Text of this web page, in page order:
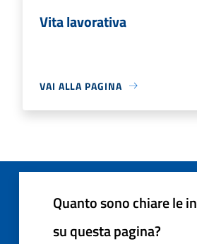
Vita lavorativa
VAI ALLA PAGINA
Quanto sono chiare le
su questa pagina?